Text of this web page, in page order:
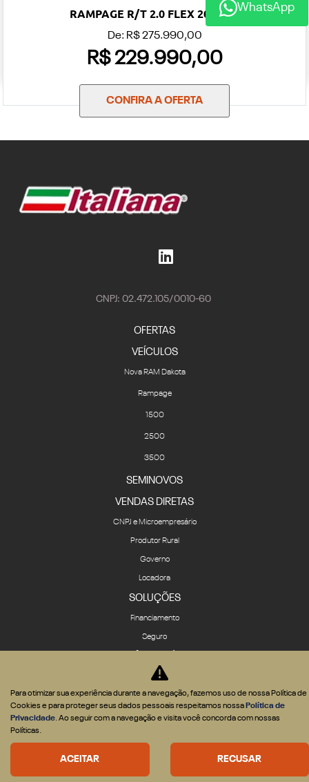
RAMPAGE R/T 2.0 FLEX 2027 2.0
De: R$ 275.990,00
R$ 229.990,00
CONFIRA A OFERTA
CNPJ: 02.472.105/0010-60
OFERTAS
VEÍCULOS
Nova RAM Dakota
Rampage
1500
2500
3500
SEMINOVOS
VENDAS DIRETAS
CNPJ e Microempresário
Produtor Rural
Governo
Locadora
SOLUÇÕES
Financiamento
Seguro
Revisões e serviços
Peças
A ITALIANA
História
WhatsApp
Para otimizar sua experiência durante a navegação, fazemos uso de nossa Política de
Cookies e para proteger seus dados pessoais respeitamos nossa Política de
Privacidade. Ao seguir com a navegação e visita você concorda com nossas
Políticas.
ACEITAR RECUSAR